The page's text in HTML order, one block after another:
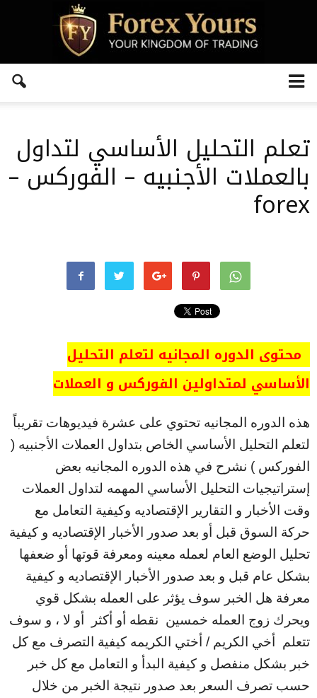
تعلم التحليل الأساسي لتداول
بالعملات الأجنبيه – الفوركس –
forex
محتوى الدوره المجانيه لتعلم التحليل
الأساسي لمتداولين الفوركس و العملات
هذه الدوره المجانيه تحتوي على عشرة فيديوهات تقريباً
لتعلم التحليل الأساسي الخاص بتداول العملات الأجنبيه (
الفوركس ) نشرح في هذه الدوره المجانيه بعض
إستراتيجيات التحليل الأساسي المهمه لتداول العملات
وقت الأخبار و التقارير الإقتصاديه وكيفية التعامل مع
حركة السوق قبل أو بعد صدور الأخبار الإقتصاديه و كيفية
تحليل الوضع العام لعمله معينه ومعرفة قوتها أو ضعفها
بشكل عام قبل و بعد صدور الأخبار الإقتصاديه و كيفية
معرفة هل الخبر سوف يؤثر على العمله بشكل قوي
ويحرك زوج العمله خمسين نقطه أو أكثر أو لا ، و سوف
تتعلم أخي الكريم / أختي الكريمه كيفية التصرف مع كل
خبر بشكل منفصل و كيفية البدأ و التعامل مع كل خبر
حسب تصرف السعر بعد صدور نتيجة الخبر من خلال